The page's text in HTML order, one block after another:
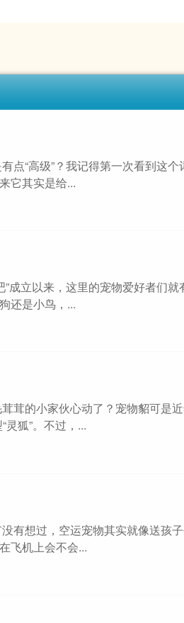
点“高级”？我记得第一次看到这
它其实是给...
成立以来，这里的宠物爱好者们就
还是小鸟，...
茸的小家伙心动了？宠物貂可是
狐”。不过，...
有想过，空运宠物其实就像送孩
飞机上会不会...